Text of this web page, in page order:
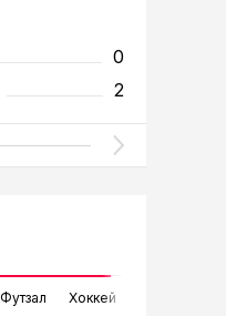
0
2
Футзал Хоккей